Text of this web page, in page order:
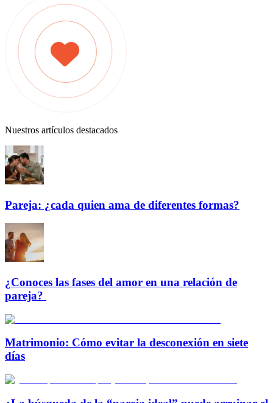
Nuestros artículos destacados
Pareja: ¿cada quien ama de diferentes formas?
¿Conoces las fases del amor en una relación de
pareja?
Matrimonio: Cómo evitar la desconexión en siete
días